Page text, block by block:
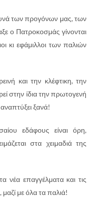
των προγόνων μας, των
ο Πατροκοσμάς γίνονται
κι εφάμιλλοι των παλιών
και την κλέφτικη, την
στην ίδια την πρωτογενή
ξανά!
εδάφους είναι όρη,
στα χειμαδιά της
νέα επαγγέλματα και τις
με όλα τα παλιά!